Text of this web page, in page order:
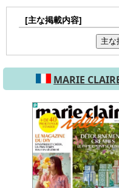
[主な掲載内容]
主な
MARIE